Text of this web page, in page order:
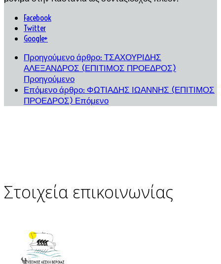
Facebook
Twitter
Google+
Προηγούμενο άρθρο: ΤΣΑΧΟΥΡΙΔΗΣ
ΑΛΕΞΑΝΔΡΟΣ (ΕΠΙΤΙΜΟΣ ΠΡΟΕΔΡΟΣ)
Προηγούμενο
Επόμενο άρθρο: ΦΩΤΙΑΔΗΣ ΙΩΑΝΝΗΣ (ΕΠΙΤΙΜΟΣ
ΠΡΟΕΔΡΟΣ) Επόμενο
Στοιχεία επικοινωνίας